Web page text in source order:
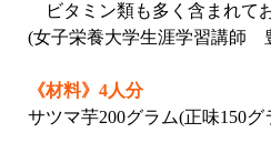
ビタミン類も多く含まれて
(女子栄養大学生涯学習講師
《材料》4人分
サツマ芋200グラム(正味150